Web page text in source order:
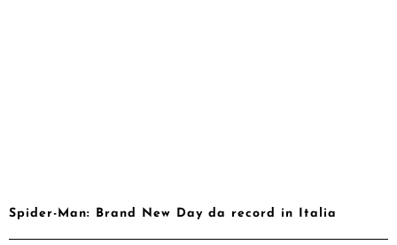
Spider-Man: Brand New Day da record in Italia